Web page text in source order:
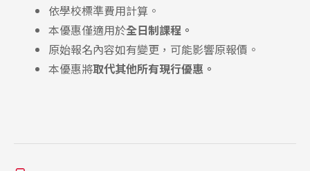
依學校標準費用計算。
本優惠僅適用於全日制課程。
原始報名內容如有變更，可能影響原報價。
本優惠將取代其他所有現行優惠。